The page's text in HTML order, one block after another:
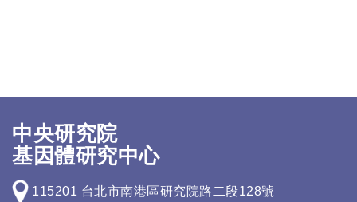
中央研究院
基因體研究中心
115201 台北市南港區研究院路二段128號